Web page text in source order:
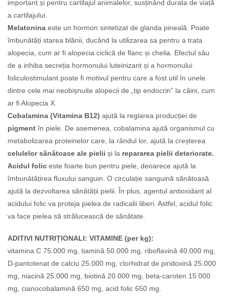
important și pentru cartilajul animalelor, susținând durata de viață
a cartilajului.
Melatonina este un hormon sintetizat de glanda pineală. Poate
îmbunătăți starea blănii, ducând la utilizarea sa pentru a trata
alopecia, cum ar fi alopecia ciclică de flanc și chelia. Efectul său
de a inhiba secreția hormonului luteinizant și a hormonului
foliculostimulant poate fi motivul pentru care a fost util în unele
dintre cele mai neobișnuite alopecii de „tip endocrin” la câini, cum
ar fi Alopecia X.
Cobalamina (Vitamina B12) ajută la reglarea producției de
pigment în piele. De asemenea, cobalamina ajută organismul cu
metabolizarea proteinelor care, la rândul lor, ajută la creșterea
celulelor sănătoase ale pielii și la repararea pielii deteriorate.
Acidul folic este foarte bun pentru piele, deoarece ajută la
îmbunătățirea fluxului sanguin. O circulație sanguină sănătoasă
ajută la dezvoltarea sănătății pielii. În plus, agentul antioxidant al
acidului folic va proteja pielea de radicalii liberi. Astfel, acidul folic
va face pielea să strălucească de sănătate.
ADITIVI NUTRIȚIONALI: VITAMINE (per kg):
vitamina C 75.000 mg, tiamină 50.000 mg, riboflavină 40.000 mg,
D-pantotenat de calciu 25.000 mg, clorhidrat de piridoxină 25.000
mg, niacină 25.000 mg, biotină 20.000 mg, beta-caroten 15.000
mg, cianocobalamină 650 mg, acid folic 650 mg.